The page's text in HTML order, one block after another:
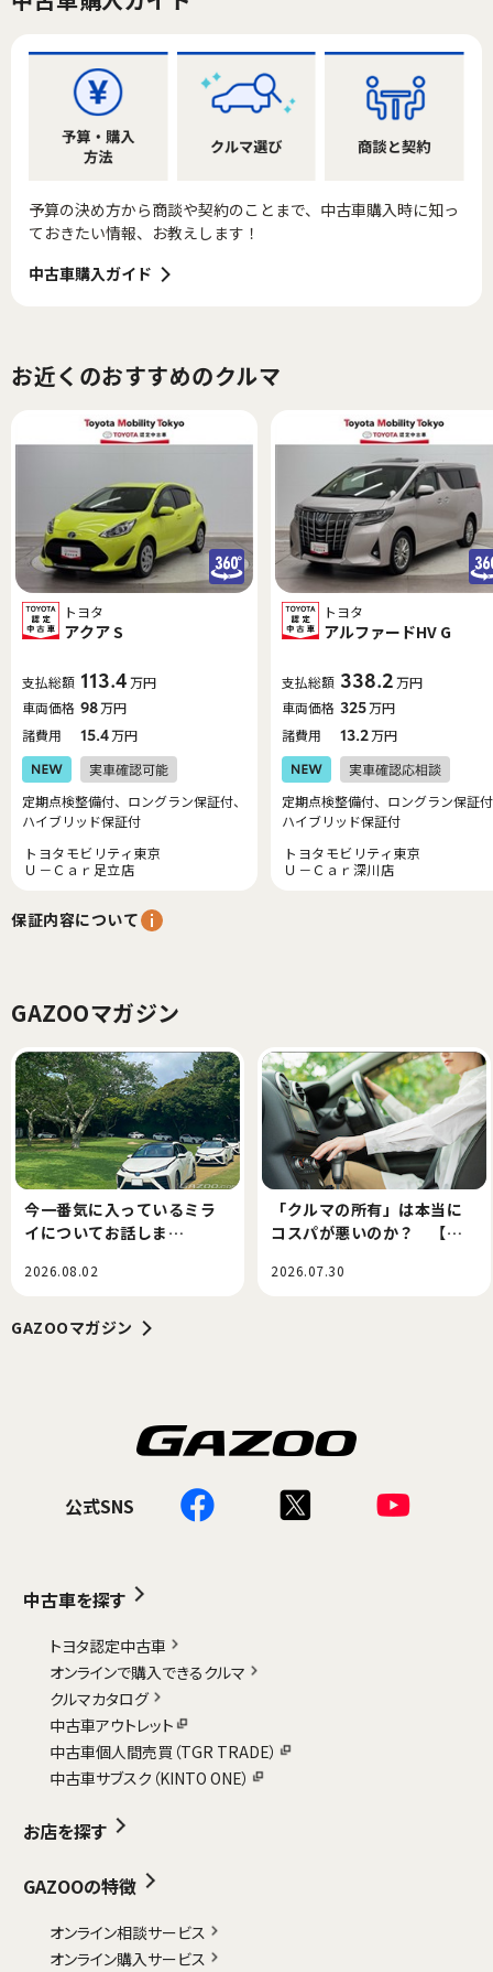
予算の決め方から商談や契約のことまで、中古車購入時に知っ
ておきたい情報、お教えします！
中古車購入ガイド
お近くのおすすめのクルマ
トヨタ
アクア S
支払総額 113.4万円
車両価格 98万円
諸費用
15.4万円
定期点検整備付、ロングラン保証付、
ハイブリッド保証付
トヨタモビリティ東京
Ｕ－Ｃａｒ足立店
トヨタ
アルファードHV G
支払総額 338.2万円
車両価格 325万円
諸費用
13.2万円
定期点検整備付、ロングラン保証
ハイブリッド保証付
トヨタモビリティ東京
Ｕ－Ｃａｒ深川店
保証内容について
GAZOOマガジン
今一番気に入っているミラ
イについてお話しま
ム
2026.08.02
「クルマの所有」は本当に
コスパが悪いのか？ 【伊
はごきげんようさような
2026.07.30
GAZOOマガジン
公式SNS
中古車を探す
トヨタ認定中古車
オンラインで購入できるクルマ
クルマカタログ
中古車アウトレット
中古車個人間売買（TGR TRADE）
中古車サブスク（KINTO ONE）
お店を探す
GAZOOの特徴
オンライン相談サービス
オンライン購入サービス